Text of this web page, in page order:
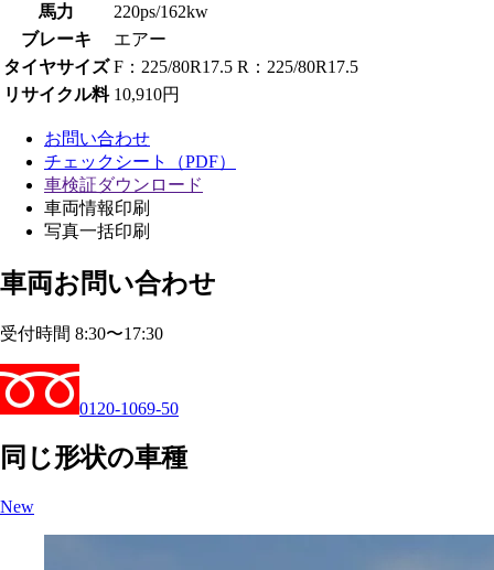
馬力
220ps/162kw
ブレーキ
エアー
タイヤサイズ F：225/80R17.5 R：225/80R17.5
リサイクル料 10,910円
お問い合わせ
チェックシート（PDF）
車検証ダウンロード
車両情報印刷
写真一括印刷
車両お問い合わせ
受付時間 8:30〜17:30
0120-1069-50
同じ形状の車種
New